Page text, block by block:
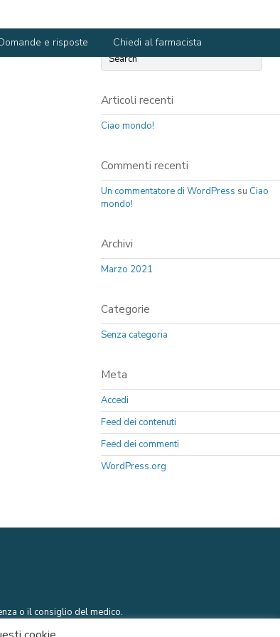
e risposte Chiedi al farmacista
Articoli recenti
Ciao mondo!
Commenti recenti
Un commentatore di WordPress su Ciao
mondo!
Archivi
Marzo 2021
Categorie
Senza categoria
Meta
Accedi
Feed dei contenuti
Feed dei commenti
WordPress.org
o il consiglio del medico.